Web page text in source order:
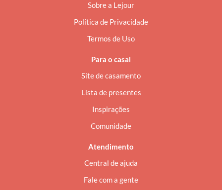
Atendimento
Central de ajuda
Fale com a gente
Para o casal
Site de casamento
Lista de presentes
Inspirações
Comunidade
Sobre a Lejour
Política de Privacidade
Termos de Uso